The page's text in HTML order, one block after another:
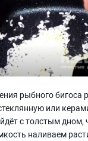
рыбного бигоса
или
с толстым
наливаем